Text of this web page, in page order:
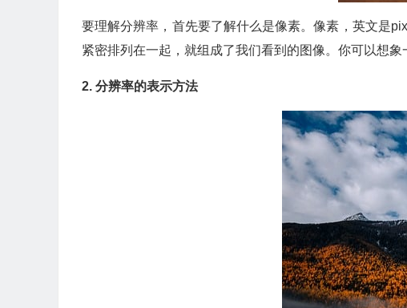
要理解分辨率，首先要了解什么是像素。像素，英文是
紧密排列在一起，就组成了我们看到的图像。你可以想
2. 分辨率的表示方法